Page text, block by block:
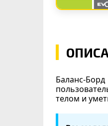
Баланс-
телом и